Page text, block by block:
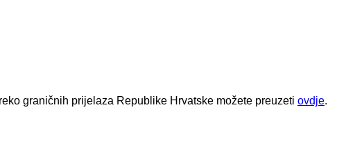
graničnih prijelaza Republike Hrvatske možete preuzeti ovdje.